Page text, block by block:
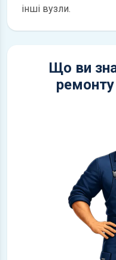
інші вузли.
Що ви